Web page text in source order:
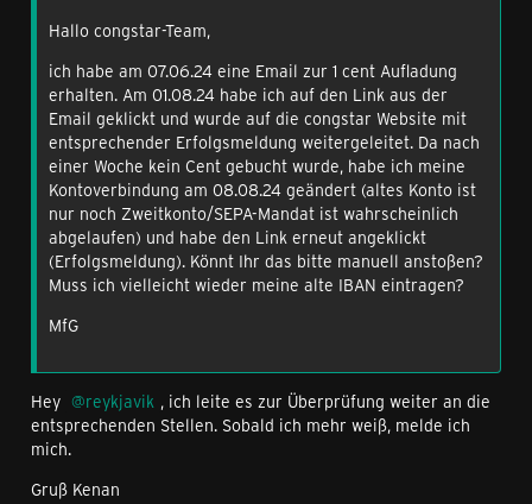
Hallo congstar-Team,
ich habe am 07.06.24 eine Email zur 1 cent Aufladung
erhalten. Am 01.08.24 habe ich auf den Link aus der
Email geklickt und wurde auf die congstar Website mit
entsprechender Erfolgsmeldung weitergeleitet. Da nach
einer Woche kein Cent gebucht wurde, habe ich meine
Kontoverbindung am 08.08.24 geändert (altes Konto ist
nur noch Zweitkonto/SEPA-Mandat ist wahrscheinlich
abgelaufen) und habe den Link erneut angeklickt
(Erfolgsmeldung). Könnt Ihr das bitte manuell anstoßen?
Muss ich vielleicht wieder meine alte IBAN eintragen?
MfG
Hey reykjavik , ich leite es zur Überprüfung weiter an die
entsprechenden Stellen. Sobald ich mehr weiß, melde ich
mich.
Gruß Kenan